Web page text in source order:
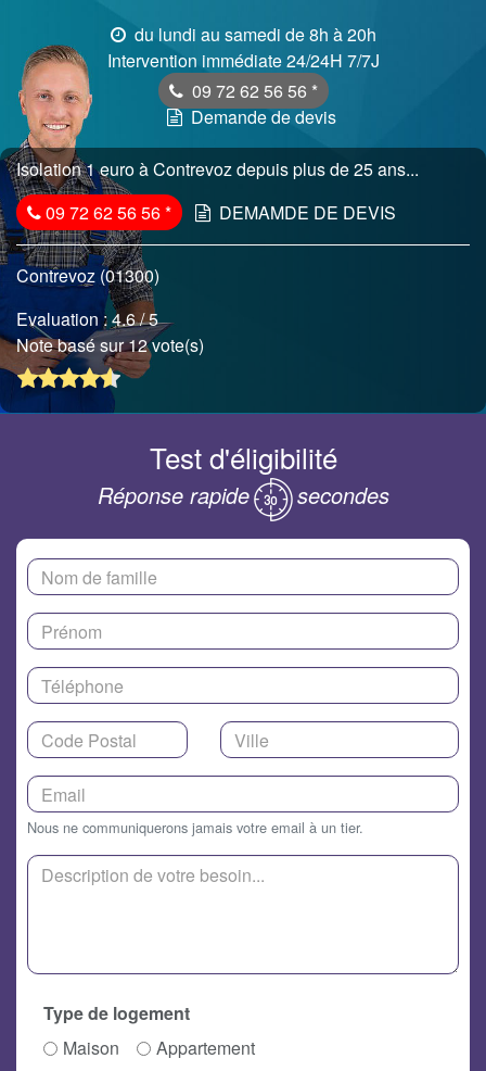
du lundi au samedi de 8h à 20h
Intervention immédiate 24/24H 7/7J
09 72 62 56 56 *
Demande de devis
Isolation 1 euro à Contrevoz depuis plus de 25 ans...
09 72 62 56 56* DEMAMDE DE DEVIS
Contrevoz (01300)
Evaluation :4.6/ 5
Note basé sur 12 vote(s)
Test d'éligibilité
Réponse rapide secondes
Nous ne communiquerons jamais votre email à un tier.
Type de logement
Maison
Appartement